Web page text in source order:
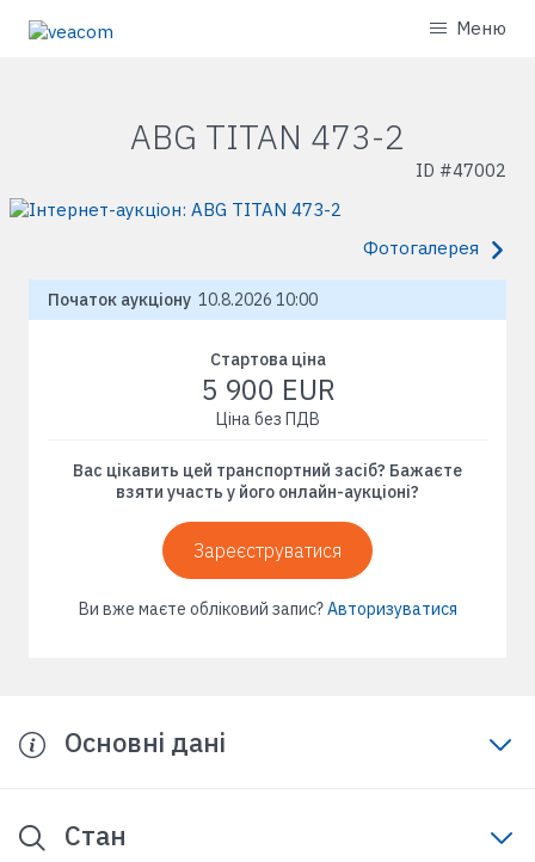
Меню
ABG TITAN 473-2
ID #47002
Фотогалерея
Початок аукціону 10.8.2026 10:00
Стартова ціна
5 900 EUR
Ціна без ПДВ
Вас цікавить цей транспортний засіб? Бажаєте
взяти участь у його онлайн-аукціоні?
Зареєструватися
Ви вже маєте обліковий запис?Авторизуватися
Основні дані
Стан